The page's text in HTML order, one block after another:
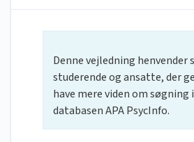
Denne vejledning henvender
studerende og ansatte, der
have mere viden om søgning i
databasen APA PsycInfo.